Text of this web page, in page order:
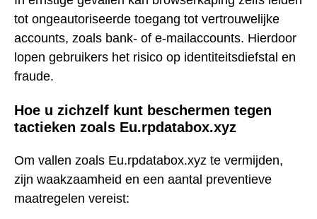
tot ongeautoriseerde toegang tot vertrouwelijke
accounts, zoals bank- of e-mailaccounts. Hierdoor
lopen gebruikers het risico op identiteitsdiefstal en
fraude.
Hoe u zichzelf kunt beschermen tegen
tactieken zoals Eu.rpdatabox.xyz
Om vallen zoals Eu.rpdatabox.xyz te vermijden,
zijn waakzaamheid en een aantal preventieve
maatregelen vereist: